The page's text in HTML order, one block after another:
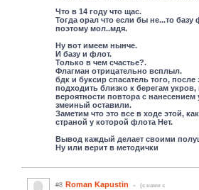
Что в 14 году что щас.
Тогда орал что если бы не...то
поэтому мол..мдя.
Ну вот имеем нынче.
И базу и флот.
Только в чем счастье?.
Флагман отрицательно всплыл.
бдк и буксир спасатель того,
подходить близко к берегам
вероятности повтора с нанесением
змеиный оставили.
Заметим что это все в ходе этой,
страной у которой флота Нет.
Вывод каждый делает своими
Ну или верит в методички
#8 Roman Kapustin
(c нами с